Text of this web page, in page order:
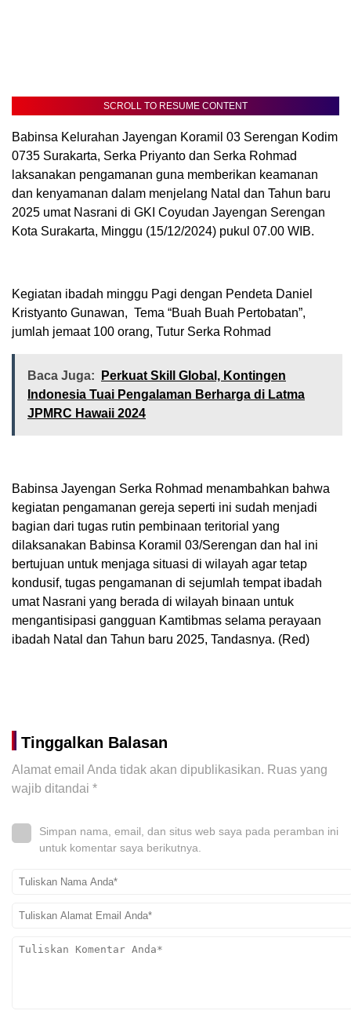
SCROLL TO RESUME CONTENT
Babinsa Kelurahan Jayengan Koramil 03 Serengan Kodim
0735 Surakarta, Serka Priyanto dan Serka Rohmad
laksanakan pengamanan guna memberikan keamanan
dan kenyamanan dalam menjelang Natal dan Tahun baru
2025 umat Nasrani di GKI Coyudan Jayengan Serengan
Kota Surakarta, Minggu (15/12/2024) pukul 07.00 WIB.
Kegiatan ibadah minggu Pagi dengan Pendeta Daniel
Kristyanto Gunawan, Tema “Buah Buah Pertobatan”,
jumlah jemaat 100 orang, Tutur Serka Rohmad
Baca Juga:
Perkuat Skill Global, Kontingen
Indonesia Tuai Pengalaman Berharga di Latma
JPMRC Hawaii 2024
Babinsa Jayengan Serka Rohmad menambahkan bahwa
kegiatan pengamanan gereja seperti ini sudah menjadi
bagian dari tugas rutin pembinaan teritorial yang
dilaksanakan Babinsa Koramil 03/Serengan dan hal ini
bertujuan untuk menjaga situasi di wilayah agar tetap
kondusif, tugas pengamanan di sejumlah tempat ibadah
umat Nasrani yang berada di wilayah binaan untuk
mengantisipasi gangguan Kamtibmas selama perayaan
ibadah Natal dan Tahun baru 2025, Tandasnya. (Red)
Tinggalkan Balasan
Alamat email Anda tidak akan dipublikasikan. Ruas yang
wajib ditandai *
Simpan nama, email, dan situs web saya pada peramban ini
untuk komentar saya berikutnya.